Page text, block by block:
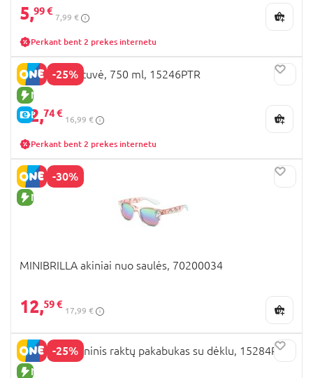
5,99 €
7,99 €
Perkant bent 2 prekes internetu
-25%
NAUJA PREKĖ
E-KAINA
KUROMI gertuvė, 750 ml, 15246PTR
12,74 €
16,99 €
Perkant bent 2 prekes internetu
-30%
NAUJA PREKĖ
MINIBRILLA akiniai nuo saulės, 70200034
12,59 €
17,99 €
-25%
NAUJA PREKĖ
Kuromi silikoninis raktų pakabukas su dėklu, 15284PTR